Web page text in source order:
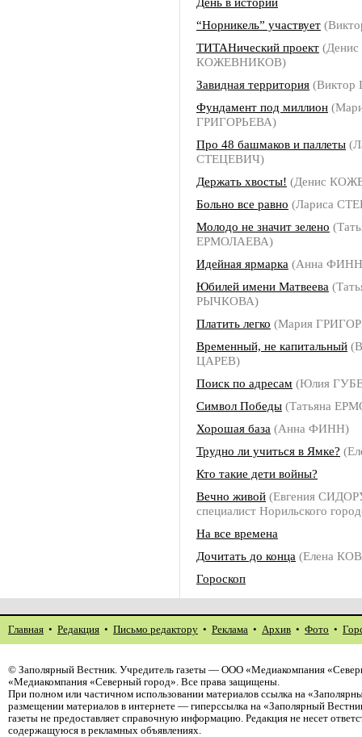
“Норникель” участвует
ТИТАНический проект (Денис
КОЖЕВНИКОВ)
Завидная территория
Фундамент под миллион
ГРИГОРЬЕВА)
Про 48 башмаков и паллеты
СТЕЦЕВИЧ)
Держать хвосты! (Денис
Больно все равно (Лариса
Молодо не значит зелено
ЕРМОЛАЕВА)
Идейная ярмарка (Анна
Юбилей имени Матвеева
РЫЧКОВА)
Платить легко (Мария
Временный, не капитальный
ЦАРЕВ)
Поиск по адресам (Юлия
Символ Победы (Татьяна
Хорошая база (Анна ФИНН)
Трудно ли учиться в Ямке?
Кто такие дети войны?
Вечно живой (Евгения
специалист Норильского
На все времена
Дочитать до конца (Елена
Гороскоп
Главная • Редакция • Письмо редактору • Реклама • Архив • Фото •
© Заполярный Вестник. Учредитель газеты — ООО «Медиакомпания
«Медиакомпания «Северный город». Все права защищены.
При полном или частичном использовании материалов ссылка на
размещении материалов в интернете — гиперссылка на «Заполярный
газеты не предоставляет справочную информацию. Редакция не несет
содержащуюся в рекламных объявлениях.